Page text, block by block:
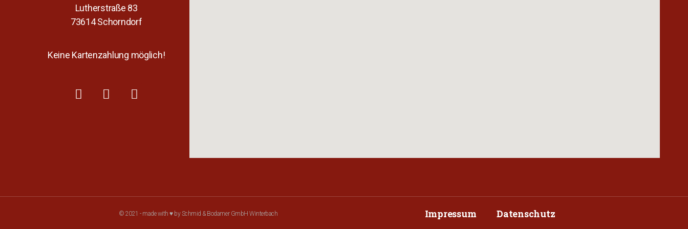
Lutherstraße 83
73614 Schorndorf
Keine Kartenzahlung möglich!
© 2021 - made with ♥ by Schmid & Bodamer GmbH Winterbach Impressum Datenschutz